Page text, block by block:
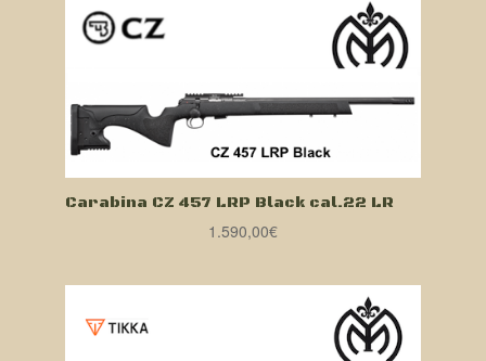
Carabina CZ 457 LRP Black cal.22 LR
1.590,00€